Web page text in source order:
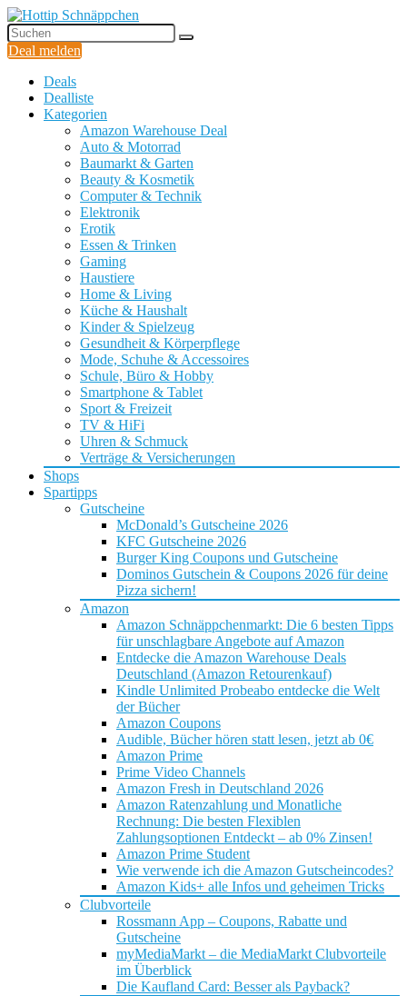
Deal melden
Deals
Dealliste
Kategorien
Amazon Warehouse Deal
Auto & Motorrad
Baumarkt & Garten
Beauty & Kosmetik
Computer & Technik
Elektronik
Erotik
Essen & Trinken
Gaming
Haustiere
Home & Living
Küche & Haushalt
Kinder & Spielzeug
Gesundheit & Körperpflege
Mode, Schuhe & Accessoires
Schule, Büro & Hobby
Smartphone & Tablet
Sport & Freizeit
TV & HiFi
Uhren & Schmuck
Verträge & Versicherungen
Shops
Spartipps
Gutscheine
McDonald’s Gutscheine 2026
KFC Gutscheine 2026
Burger King Coupons und Gutscheine
Dominos Gutschein & Coupons 2026 für deine
Pizza sichern!
Amazon
Amazon Schnäppchenmarkt: Die 6 besten Tipps
für unschlagbare Angebote auf Amazon
Entdecke die Amazon Warehouse Deals
Deutschland (Amazon Retourenkauf)
Kindle Unlimited Probeabo entdecke die Welt
der Bücher
Amazon Coupons
Audible, Bücher hören statt lesen, jetzt ab 0€
Amazon Prime
Prime Video Channels
Amazon Fresh in Deutschland 2026
Amazon Ratenzahlung und Monatliche
Rechnung: Die besten Flexiblen
Zahlungsoptionen Entdeckt – ab 0% Zinsen!
Amazon Prime Student
Wie verwende ich die Amazon Gutscheincodes?
Amazon Kids+ alle Infos und geheimen Tricks
Clubvorteile
Rossmann App – Coupons, Rabatte und
Gutscheine
myMediaMarkt – die MediaMarkt Clubvorteile
im Überblick
Die Kaufland Card: Besser als Payback?